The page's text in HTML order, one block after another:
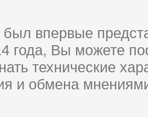
был впервые
года, Вы можете
технические
и обмена